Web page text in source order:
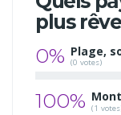
plus
0% Plage,
(0 votes)
100% (1